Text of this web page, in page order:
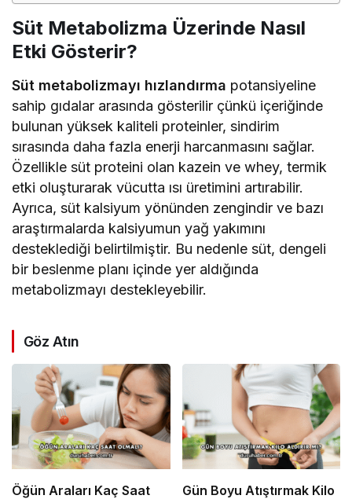
Süt Metabolizma Üzerinde Nasıl
Etki Gösterir?
Süt metabolizmayı hızlandırma potansiyeline
sahip gıdalar arasında gösterilir çünkü içeriğinde
bulunan yüksek kaliteli proteinler, sindirim
sırasında daha fazla enerji harcanmasını sağlar.
Özellikle süt proteini olan kazein ve whey, termik
etki oluşturarak vücutta ısı üretimini artırabilir.
Ayrıca, süt kalsiyum yönünden zengindir ve bazı
araştırmalarda kalsiyumun yağ yakımını
desteklediği belirtilmiştir. Bu nedenle süt, dengeli
bir beslenme planı içinde yer aldığında
metabolizmayı destekleyebilir.
Göz Atın
Öğün Araları Kaç Saat
Gün Boyu Atıştırmak Kilo